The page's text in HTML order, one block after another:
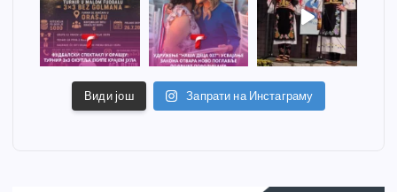
Види још Запрати на Инстаграму